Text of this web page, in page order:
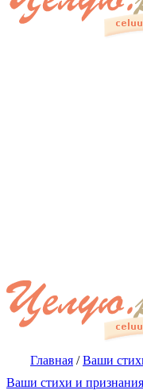
Главная /Ваши
Ваши стихи и признания